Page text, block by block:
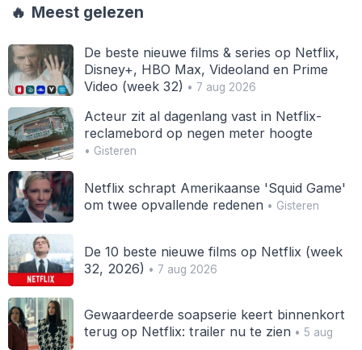
🔥 Meest gelezen
De beste nieuwe films & series op Netflix,
Disney+, HBO Max, Videoland en Prime
Video (week 32) • 7 aug 2026
Acteur zit al dagenlang vast in Netflix-
reclamebord op negen meter hoogte
• Gisteren
Netflix schrapt Amerikaanse 'Squid Game'
om twee opvallende redenen• Gisteren
De 10 beste nieuwe films op Netflix (week
32, 2026) • 7 aug 2026
Gewaardeerde soapserie keert binnenkort
terug op Netflix: trailer nu te zien• 5 aug